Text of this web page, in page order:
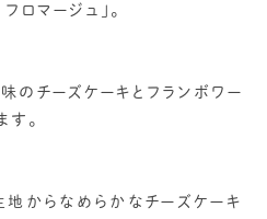
ロマージュ」。
のチーズケーキとフランボワー
す。
地からなめらかなチーズケーキ